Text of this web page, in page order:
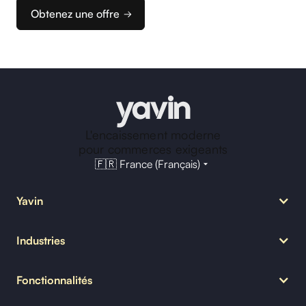
Obtenez une offre
L'encaissement moderne
pour commerces exigeants
🇫🇷 France (Français)
Yavin
MyYavin
Blog Yavin
Industries
Bar
Fonctionnalités